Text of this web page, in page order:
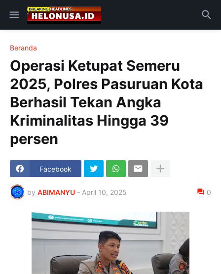
Beranda
Operasi Ketupat Semeru
2025, Polres Pasuruan Kota
Berhasil Tekan Angka
Kriminalitas Hingga 39
persen
Facebook
by ABIMANYU - April 10, 2025 0